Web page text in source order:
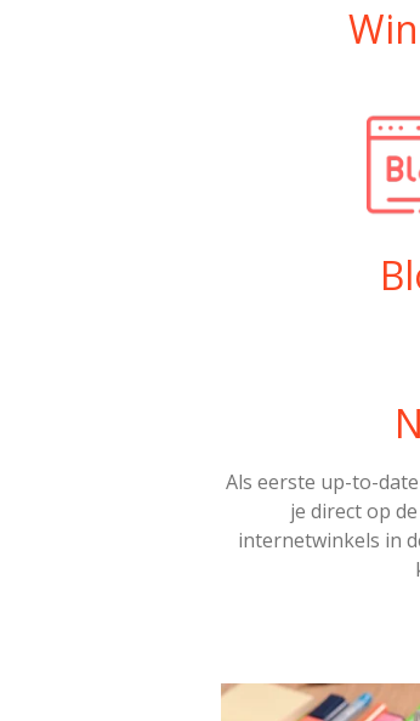
Als eerste up-to-
je direct op
internetwinkels in